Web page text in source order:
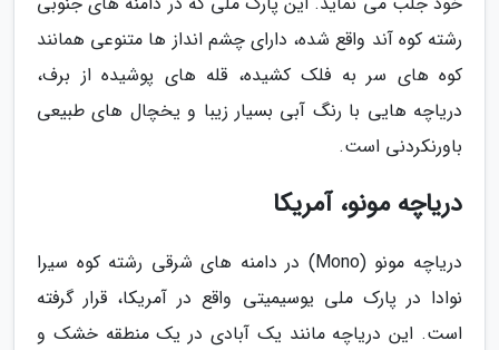
رشته کوه آند واقع شده، دارای چشم انداز ها متنوعی همانند
کوه های سر به فلک کشیده، قله های پوشیده از برف،
دریاچه هایی با رنگ آبی بسیار زیبا و یخچال های طبیعی
باورنکردنی است.
دریاچه مونو، آمریکا
دریاچه مونو (Mono) در دامنه های شرقی رشته کوه سیرا
نوادا در پارک ملی یوسیمیتی واقع در آمریکا، قرار گرفته
است. این دریاچه مانند یک آبادی در یک منطقه خشک و